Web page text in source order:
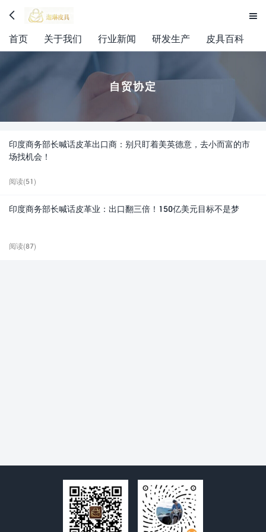
 
首页 关于我们 行业新闻 研发生产 皮具百科
自贸协定
印度商务部长喊话皮革出口商：别只盯着美英德意，去小而富的市
场找机会！
阅读(51)
印度商务部长喊话皮革业：出口翻三倍！150亿美元目标不是梦
阅读(87)